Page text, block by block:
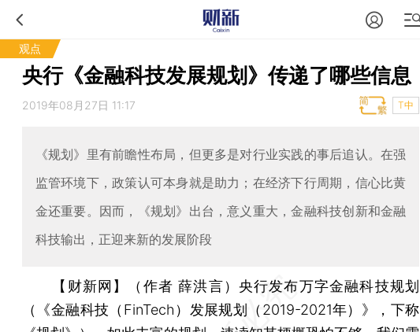
观点
央行《金融科技发展规划》传递了哪些信息
2019年08月27日 11:17 T中
《规划》里有前瞻性布局，但更多是对行业实践的事后追认。在强
监管环境下，政策认可本身就是助力；在经济下行周期，信心比黄
金还重要。因而，《规划》出台，意义重大，金融科技创新和金融
科技输出，正迎来新的发展阶段
【财新网】（作者 薛洪言） 央行发布万字金融科技规划
（《金融科技（FinTech）发展规划（2019-2021年）》，下称